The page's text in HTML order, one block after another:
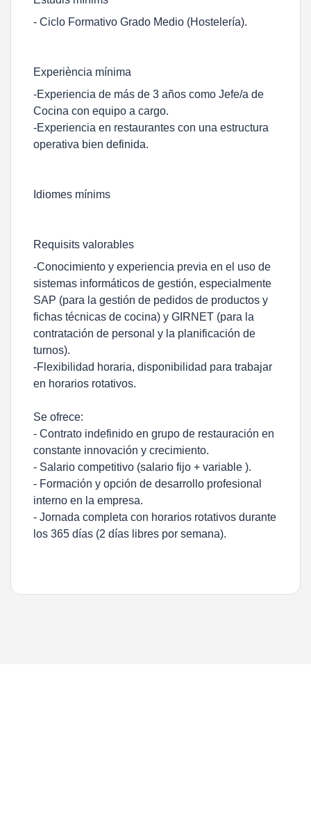
- Ciclo Formativo Grado Medio (Hostelería).
Experiència mínima
-Experiencia de más de 3 años como Jefe/a de
Cocina con equipo a cargo.
-Experiencia en restaurantes con una estructura
operativa bien definida.
Idiomes mínims
Requisits valorables
-Conocimiento y experiencia previa en el uso de
sistemas informáticos de gestión, especialmente
SAP (para la gestión de pedidos de productos y
fichas técnicas de cocina) y GIRNET (para la
contratación de personal y la planificación de
turnos).
-Flexibilidad horaria, disponibilidad para trabajar
en horarios rotativos.
Se ofrece:
- Contrato indefinido en grupo de restauración en
constante innovación y crecimiento.
- Salario competitivo (salario fijo + variable ).
- Formación y opción de desarrollo profesional
interno en la empresa.
- Jornada completa con horarios rotativos durante
los 365 días (2 días libres por semana).